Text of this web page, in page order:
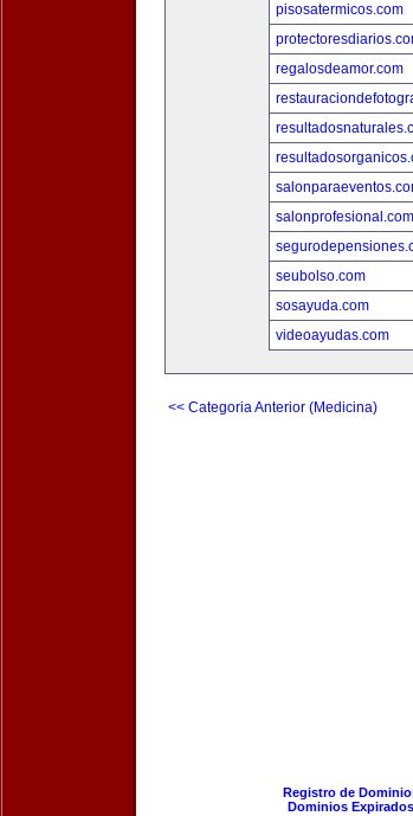
pisosatermicos.com
regalosdeamor.com
salonprofesional.com
seubolso.com
sosayuda.com
videoayudas.com
<< Categoria Anterior (Medicina)
Registro de
Dominios Expirados